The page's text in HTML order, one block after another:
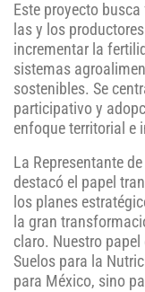
Este proyecto
las y los
incrementar la
sistemas
sostenibles. Se
participativo y
enfoque territorial e
La Representante
destacó el papel
los planes
la gran
claro. Nuestro
Suelos para la
para México, sino